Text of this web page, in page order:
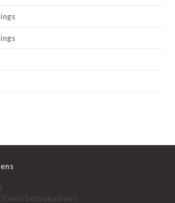
(Geen bezoekadres!)